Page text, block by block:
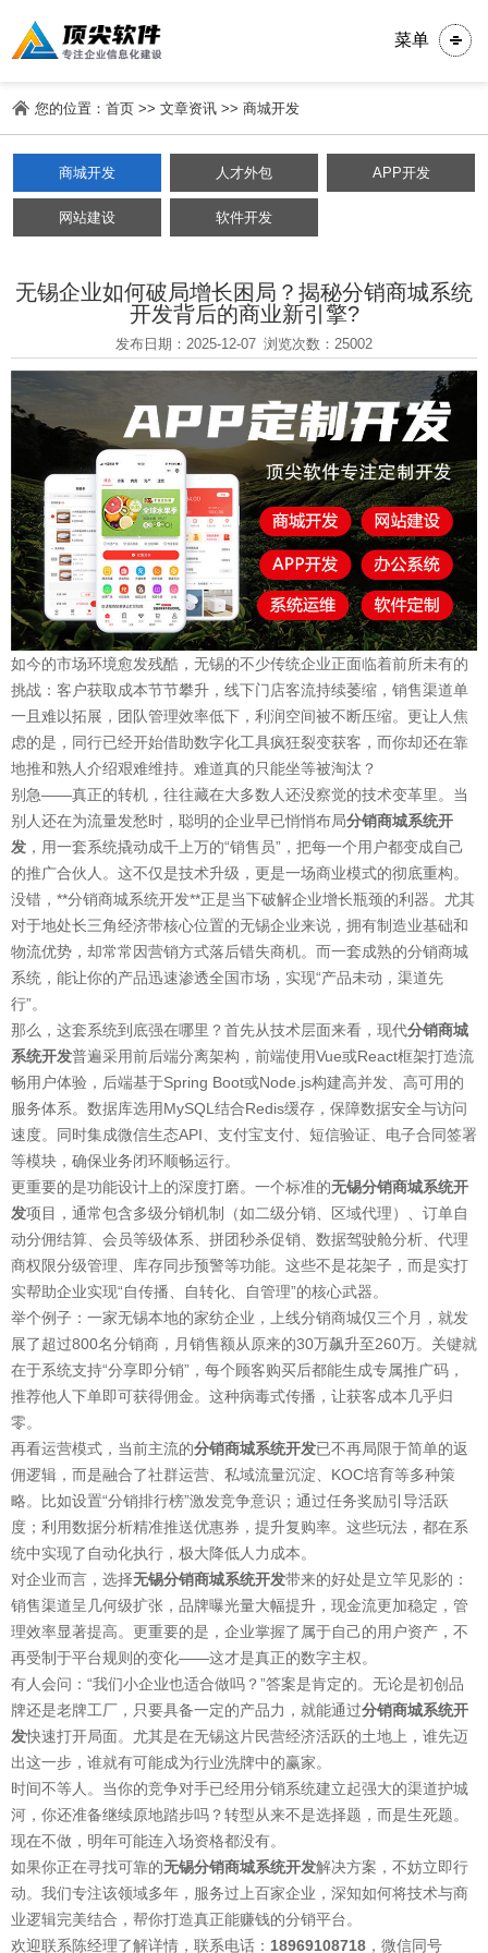
菜单
您的位置：首页 >>文章资讯 >>商城开发
商城开发 人才外包 APP开发
网站建设 软件开发
无锡企业如何破局增长困局？揭秘分销商城系统
开发背后的商业新引擎?
发布日期：2025-12-07 浏览次数：25002
如今的市场环境愈发残酷，无锡的不少传统企业正面临着前所未有的
挑战：客户获取成本节节攀升，线下门店客流持续萎缩，销售渠道单
一且难以拓展，团队管理效率低下，利润空间被不断压缩。更让人焦
虑的是，同行已经开始借助数字化工具疯狂裂变获客，而你却还在靠
地推和熟人介绍艰难维持。难道真的只能坐等被淘汰？
别急——真正的转机，往往藏在大多数人还没察觉的技术变革里。当
别人还在为流量发愁时，聪明的企业早已悄悄布局分销商城系统开
发 ，用一套系统撬动成千上万的“销售员”，把每一个用户都变成自己
的推广合伙人。这不仅是技术升级，更是一场商业模式的彻底重构。
没错，**分销商城系统开发**正是当下破解企业增长瓶颈的利器。尤其
对于地处长三角经济带核心位置的无锡企业来说，拥有制造业基础和
物流优势，却常常因营销方式落后错失商机。而一套成熟的分销商城
系统，能让你的产品迅速渗透全国市场，实现“产品未动，渠道先
行”。
那么，这套系统到底强在哪里？首先从技术层面来看，现代分销商城
系统开发普遍采用前后端分离架构，前端使用Vue或React框架打造流
畅用户体验，后端基于Spring Boot或Node.js构建高并发、高可用的
服务体系。数据库选用MySQL结合Redis缓存，保障数据安全与访问
速度。同时集成微信生态API、支付宝支付、短信验证、电子合同签署
等模块，确保业务闭环顺畅运行。
更重要的是功能设计上的深度打磨。一个标准的无锡分销商城系统开
发项目，通常包含多级分销机制（如二级分销、区域代理）、订单自
动分佣结算、会员等级体系、拼团秒杀促销、数据驾驶舱分析、代理
商权限分级管理、库存同步预警等功能。这些不是花架子，而是实打
实帮助企业实现“自传播、自转化、自管理”的核心武器。
举个例子：一家无锡本地的家纺企业，上线分销商城仅三个月，就发
展了超过800名分销商，月销售额从原来的30万飙升至260万。关键就
在于系统支持“分享即分销”，每个顾客购买后都能生成专属推广码，
推荐他人下单即可获得佣金。这种病毒式传播，让获客成本几乎归
零。
再看运营模式，当前主流的分销商城系统开发已不再局限于简单的返
佣逻辑，而是融合了社群运营、私域流量沉淀、KOC培育等多种策
略。比如设置“分销排行榜”激发竞争意识；通过任务奖励引导活跃
度；利用数据分析精准推送优惠券，提升复购率。这些玩法，都在系
统中实现了自动化执行，极大降低人力成本。
对企业而言，选择无锡分销商城系统开发带来的好处是立竿见影的：
销售渠道呈几何级扩张，品牌曝光量大幅提升，现金流更加稳定，管
理效率显著提高。更重要的是，企业掌握了属于自己的用户资产，不
再受制于平台规则的变化——这才是真正的数字主权。
有人会问：“我们小企业也适合做吗？”答案是肯定的。无论是初创品
牌还是老牌工厂，只要具备一定的产品力，就能通过分销商城系统开
发快速打开局面。尤其是在无锡这片民营经济活跃的土地上，谁先迈
出这一步，谁就有可能成为行业洗牌中的赢家。
时间不等人。当你的竞争对手已经用分销系统建立起强大的渠道护城
河，你还准备继续原地踏步吗？转型从来不是选择题，而是生死题。
现在不做，明年可能连入场资格都没有。
如果你正在寻找可靠的无锡分销商城系统开发解决方案，不妨立即行
动。我们专注该领域多年，服务过上百家企业，深知如何将技术与商
业逻辑完美结合，帮你打造真正能赚钱的分销平台。
欢迎联系陈经理了解详情，联系电话： 18969108718 ，微信同号